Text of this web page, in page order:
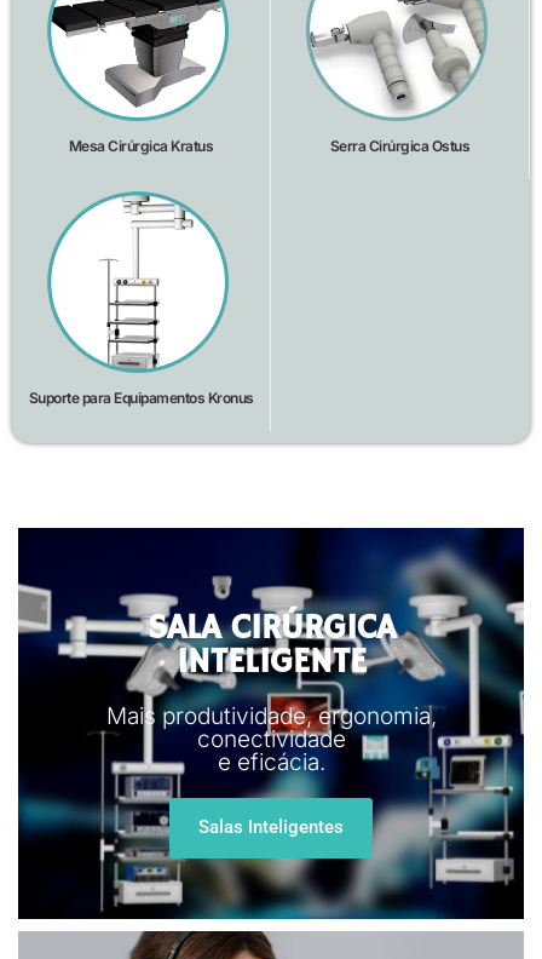
Mesa Cirúrgica Kratus Serra Cirúrgica Ostus
Suporte para Equipamentos Kronus
SALA CIRÚRGICA
INTELIGENTE
Mais produtividade, ergonomia,
conectividade
e eficácia.
Salas Inteligentes